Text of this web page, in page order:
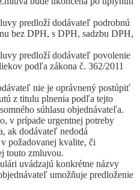
predloží dodávateľ podrobnú
bez DPH, s DPH, sadzbu DPH,
predloží dodávateľ povolenie
podľa zákona č. 362/2011
nie je oprávnený postúpiť
z titulu plnenia podľa tejto
súhlasu objednávateľa.
v prípade urgentnej potreby
ak dodávateľ nedodá
požadovanej kvalite, či
touto zmluvou.
uvádzajú konkrétne názvy
umožňuje predloženie